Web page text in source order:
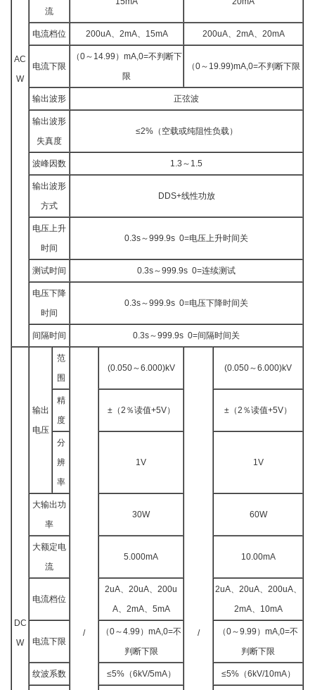
AC
W
流
电流档位 200uA、2mA、15mA 200uA、2mA、20mA
电流下限
（0～14.99）mA,0=不判断下
限
（0～19.99)mA,0=不判断下限
输出波形 正弦波
输出波形
失真度
≤2%（空载或纯阻性负载）
波峰因数 1.3～1.5
输出波形
方式
DDS+线性功放
电压上升
时间
0.3s～999.9s 0=电压上升时间关
测试时间 0.3s～999.9s 0=连续测试
电压下降
时间
0.3s～999.9s 0=电压下降时间关
间隔时间 0.3s～999.9s 0=间隔时间关
DC
W
输出
电压
范
围
/
(0.050～6.000)kV
/
(0.050～6.000)kV
精
度
±（2％读值+5V） ±（2％读值+5V）
分
辨
率
1V 1V
大输出功
率
30W 60W
大额定电
流
5.000mA 10.00mA
电流档位
2uA、20uA、200u
A、2mA、5mA
2uA、20uA、200uA、
2mA、10mA
电流下限
（0～4.99）mA,0=不
判断下限
（0～9.99）mA,0=不
判断下限
纹波系数 ≤5%（6kV/5mA） ≤5%（6kV/10mA）